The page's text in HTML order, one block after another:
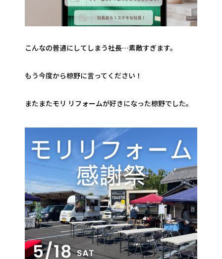
こんなの普通にしてしまう社長…素敵すぎます。
もう今度から椋野に言ってください！
またまたモリ リフォームが好きになった椋野でした。